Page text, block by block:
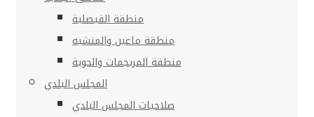
منطقة الفيصلية
منطقة ماعين والمنشيه
منطقة المريجمات والحوية
المجلس البلدي
صلاحيات المجلس البلدي